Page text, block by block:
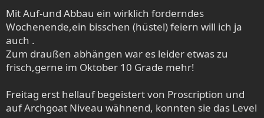
Mit Auf-und Abbau ein wirklich forderndes
Wochenende,ein bisschen (hüstel) feiern will ich ja
auch .
Zum draußen abhängen war es leider etwas zu
frisch,gerne im Oktober 10 Grade mehr!
Freitag erst hellauf begeistert von Proscription und
auf Archgoat Niveau wähnend, konnten sie das Level